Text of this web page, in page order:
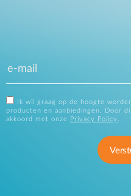
Ik wil graag op de hoogte
producten en aanbiedingen. Door
akkoord met onze
Privacy Policy